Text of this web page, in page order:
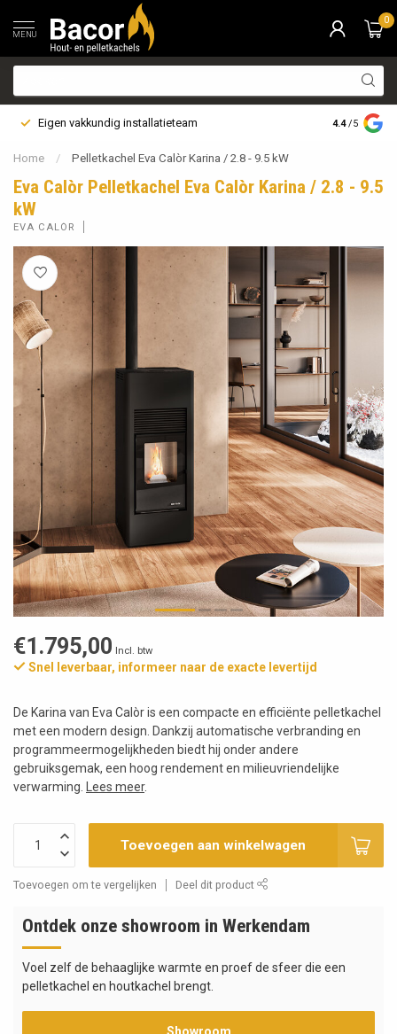
MENU
0
Eigen vakkundig installatieteam Bezorging
4.4 /5
Home / Pelletkachel Eva Calòr Karina / 2.8 - 9.5 kW
Eva Calòr Pelletkachel Eva Calòr Karina / 2.8 - 9.5
kW
EVA CALÒR
€1.795,00 Incl. btw
Snel leverbaar, informeer naar de exacte levertijd
De Karina van Eva Calòr is een compacte en efficiënte pelletkachel
met een modern design. Dankzij automatische verbranding en
programmeermogelijkheden biedt hij onder andere
gebruiksgemak, een hoog rendement en milieuvriendelijke
verwarming.
Lees meer.
Toevoegen aan winkelwagen
Toevoegen om te vergelijken Deel dit product
Ontdek onze showroom in Werkendam
Voel zelf de behaaglijke warmte en proef de sfeer die een
pelletkachel en houtkachel brengt.
Showroom